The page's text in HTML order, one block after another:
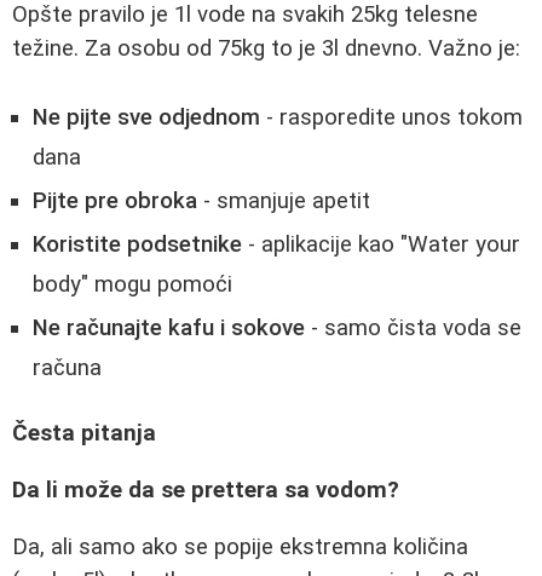
Opšte pravilo je 1l vode na svakih 25kg telesne
težine. Za osobu od 75kg to je 3l dnevno. Važno je:
Ne pijte sve odjednom - rasporedite unos tokom
dana
Pijte pre obroka - smanjuje apetit
Koristite podsetnike - aplikacije kao "Water your
body" mogu pomoći
Ne računajte kafu i sokove - samo čista voda se
računa
Česta pitanja
Da li može da se prettera sa vodom?
Da, ali samo ako se popije ekstremna količina